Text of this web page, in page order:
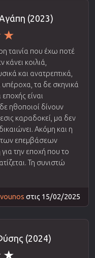
(2023)
ταινία που έχω ποτέ
κάνει κοιλιά,
και ανατρεπτικά,
τα δε σκηνικά
είναι
ηθοποιοί δίνουν
καραδοκεί, μα δεν
Ακόμη και η
των επεμβάσεων
για την εποχή που το
Τη συνιστώ
στις 15/02/2025
(2024)